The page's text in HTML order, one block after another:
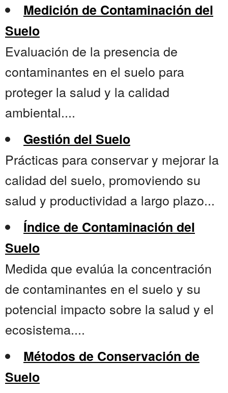
Medición de Contaminación del
Suelo
Evaluación de la presencia de
contaminantes en el suelo para
proteger la salud y la calidad
ambiental....
Gestión del Suelo
Prácticas para conservar y mejorar la
calidad del suelo, promoviendo su
salud y productividad a largo plazo...
Índice de Contaminación del
Suelo
Medida que evalúa la concentración
de contaminantes en el suelo y su
potencial impacto sobre la salud y el
ecosistema....
Métodos de Conservación de
Suelo